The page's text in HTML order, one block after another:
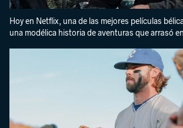
Hoy en Netflix, una de las mejores películas
una modélica historia de aventuras que arrasó